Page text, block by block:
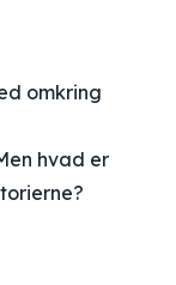
omkring
hvad er